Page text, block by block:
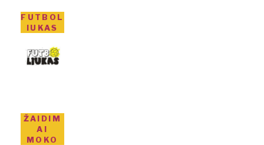
FUTBOL
IUKAS
ŽAIDIM
AI
MOKO